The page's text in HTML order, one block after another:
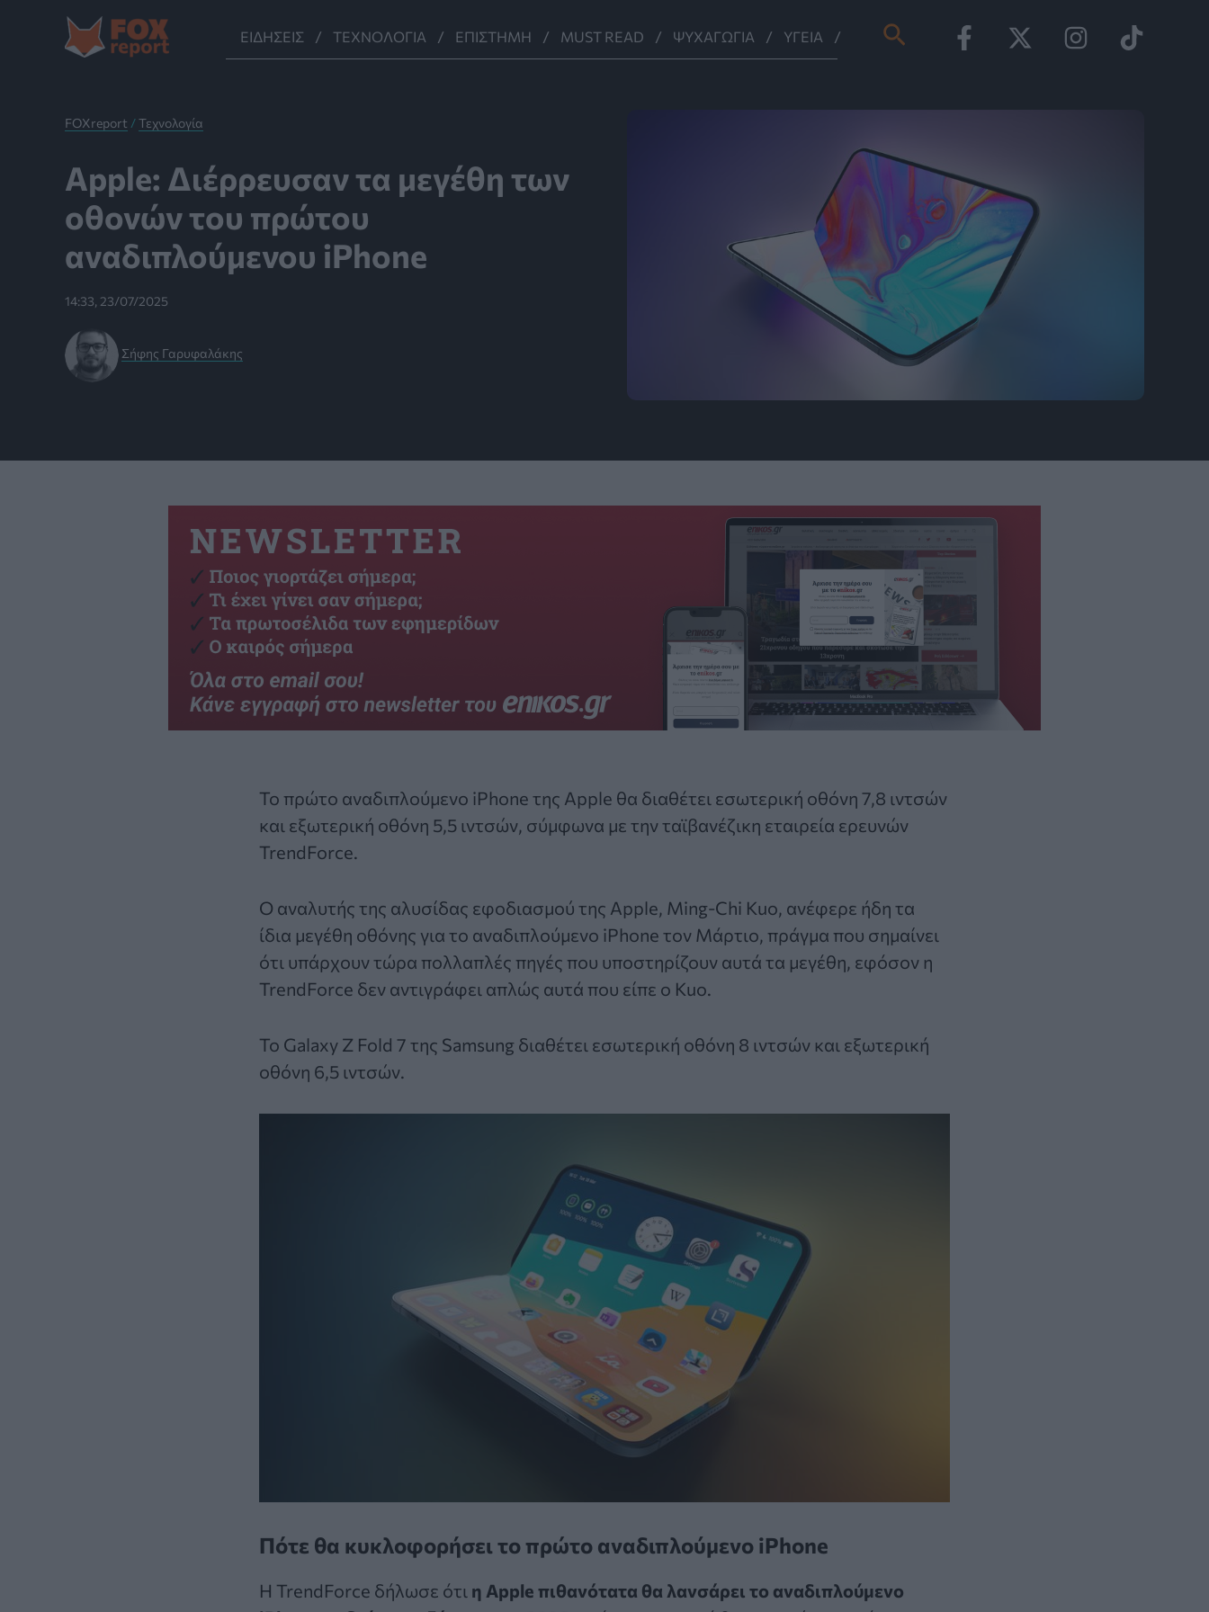
Μετάβαση
περιεχόμενο
ΕΙΔΉΣΕΙΣ ΤΕΧΝΟΛΟΓΊΑ ΕΠΙΣΤΉΜΗ MUST READ ΨΥΧΑΓΩΓΊΑ ΥΓΕΊΑ Αναζήτηση
FOXreport /Τεχνολογία
Apple: Διέρρευσαν τα μεγέθη των
οθονών του πρώτου
αναδιπλούμενου iPhone
14:33, 23/07/2025
Σήφης Γαρυφαλάκης
Το πρώτο αναδιπλούμενο iPhone της Apple θα διαθέτει εσωτερική οθόνη 7,8 ιντσών
και εξωτερική οθόνη 5,5 ιντσών, σύμφωνα με τηνταϊβανέζικη εταιρεία ερευνών
TrendForce.
Ο αναλυτής της αλυσίδας εφοδιασμού της Apple, Ming-Chi Kuo, ανέφερε ήδη τα
ίδια μεγέθη οθόνης για το αναδιπλούμενο iPhone τον Μάρτιο, πράγμα που σημαίνει
ότι υπάρχουν τώρα πολλαπλές πηγές που υποστηρίζουν αυτά τα μεγέθη, εφόσον η
TrendForce δεν αντιγράφει απλώς αυτά που είπε ο Kuo.
Το Galaxy Z Fold 7 της Samsung διαθέτει εσωτερική οθόνη 8 ιντσών και εξωτερική
οθόνη 6,5 ιντσών.
Πότε θα κυκλοφορήσει το πρώτο αναδιπλούμενο iPhone
Η TrendForce δήλωσε ότι η Apple πιθανότατα θα λανσάρει το αναδιπλούμενο